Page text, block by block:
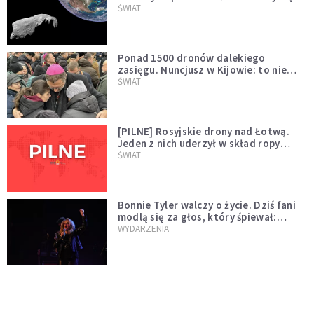
asteroidą, która poprzedzi znacznie
ŚWIAT
Ponad 1500 dronów dalekiego
zasięgu. Nuncjusz w Kijowie: to nie
wygląda na wolę zakończenia wojny
ŚWIAT
[PILNE] Rosyjskie drony nad Łotwą.
Jeden z nich uderzył w skład ropy
naftowej
ŚWIAT
Bonnie Tyler walczy o życie. Dziś fani
modlą się za głos, który śpiewał:
"Lord, help me"
WYDARZENIA